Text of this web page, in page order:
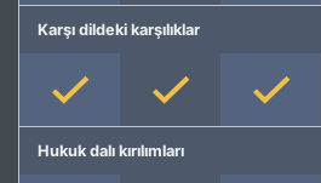
Karşı dildeki karşılıklar
Hukuk dalı kırılımları